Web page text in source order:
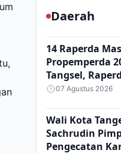
Daerah
14 Raperda
Propemperda
Tangsel,
Perparkiran
Belum Lengkap
07 Agustus 2026
Wali Kota
Sachrudin
Pengecatan